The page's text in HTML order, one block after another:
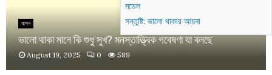
যাপন
ভালো থাকা মানে কি শুধু সুখ? মনস্তাত্ত্বিক গবেষণা যা বলছে
August 19, 2025 0 589
মডেল
সন্তুষ্টি: ভালো থাকার আয়না